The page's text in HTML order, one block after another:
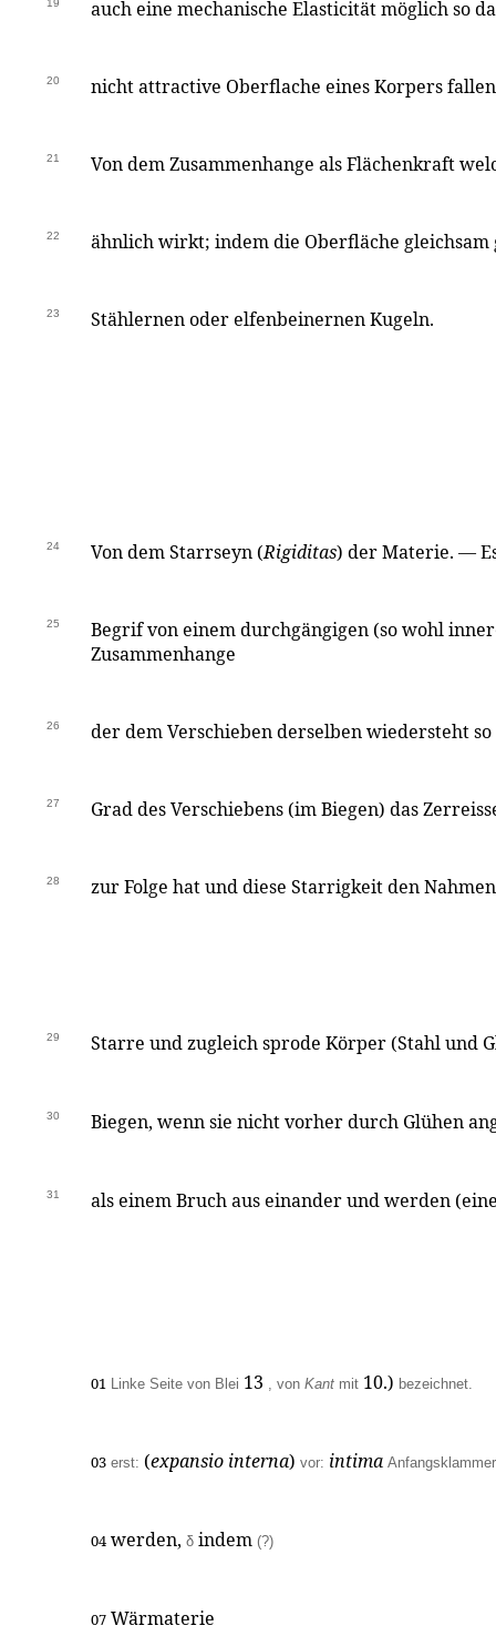
19 auch eine mechanische Elasticität möglich so
20 nicht attractive Oberflache eines Korpers
21 Von dem Zusammenhange als Flächenkraft
22 ähnlich wirkt; indem die Oberfläche
23 Stählernen oder elfenbeinernen Kugeln.
24 Von dem Starrseyn (Rigiditas) der Materie. —
25
Begrif von einem durchgängigen (so wohl
Zusammenhange
26 der dem Verschieben derselben wiedersteht
27 Grad des Verschiebens (im Biegen) das
28 zur Folge hat und diese Starrigkeit den
29 Starre und zugleich sprode Körper (Stahl und
30 Biegen, wenn sie nicht vorher durch Glühen
31 als einem Bruch aus einander und werden
01 Linke Seite von Blei 13 , von Kant mit 10.) bezeichnet.
03 erst: (expansio interna) vor: intima
04 werden, δ indem (?)
07 Wärmaterie